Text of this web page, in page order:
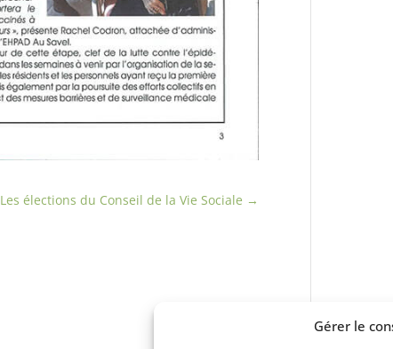
Gérer le
Les élections du Conseil de la Vie Sociale →